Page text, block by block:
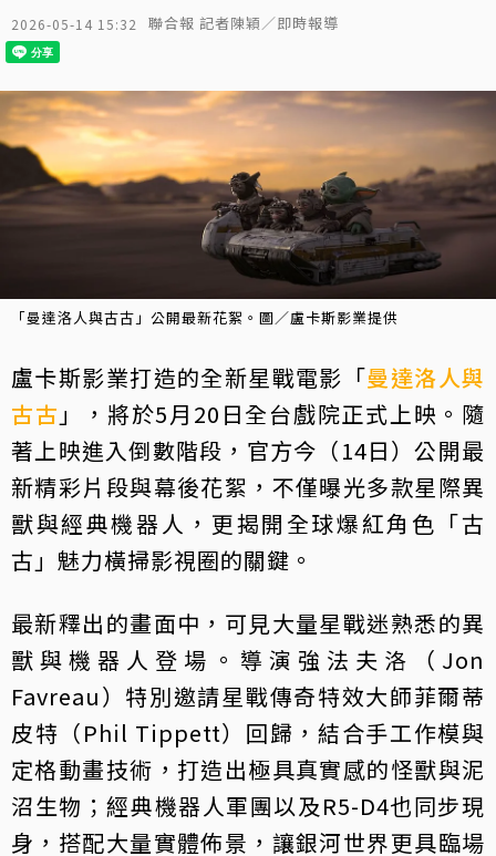
2026-05-14 15:32 聯合報 記者陳穎／即時報導
「曼達洛人與古古」公開最新花絮。圖／盧卡斯影業提供
盧卡斯影業打造的全新星戰電影「曼達洛人與
古古 」，將於5月20日全台戲院正式上映。隨
著上映進入倒數階段，官方今（14日）公開最
新精彩片段與幕後花絮，不僅曝光多款星際異
獸與經典機器人，更揭開全球爆紅角色「古
古」魅力橫掃影視圈的關鍵。
最新釋出的畫面中，可見大量星戰迷熟悉的異
獸與機器人登場。導演強法夫洛（Jon
Favreau）特別邀請星戰傳奇特效大師菲爾蒂
皮特（Phil Tippett）回歸，結合手工作模與
定格動畫技術，打造出極具真實感的怪獸與泥
沼生物；經典機器人軍團以及R5-D4也同步現
身，搭配大量實體佈景，讓銀河世界更具臨場